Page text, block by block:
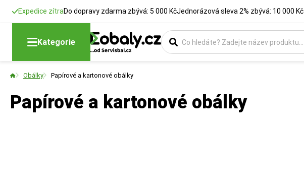
Expedice zítraDo dopravy zdarma zbývá: 5 000 KčJednorázová sleva 2% zbývá: 10 000 Kč
Kategorie
Obálky Papírové a kartonové obálky
Papírové a kartonové obálky